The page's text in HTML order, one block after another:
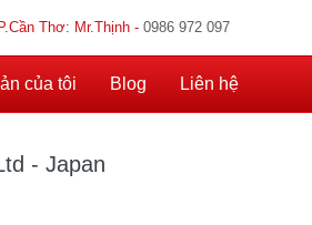
Thơ: Mr.Thịnh - 0986 972 097
của tôi Blog Liên hệ
- Japan